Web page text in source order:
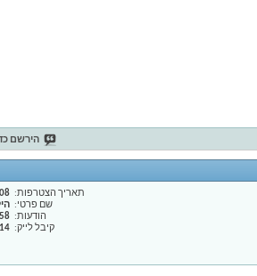
הירשם
תאריך הצטרפות
שם פרטי
הודעות
קיבל לייק
114